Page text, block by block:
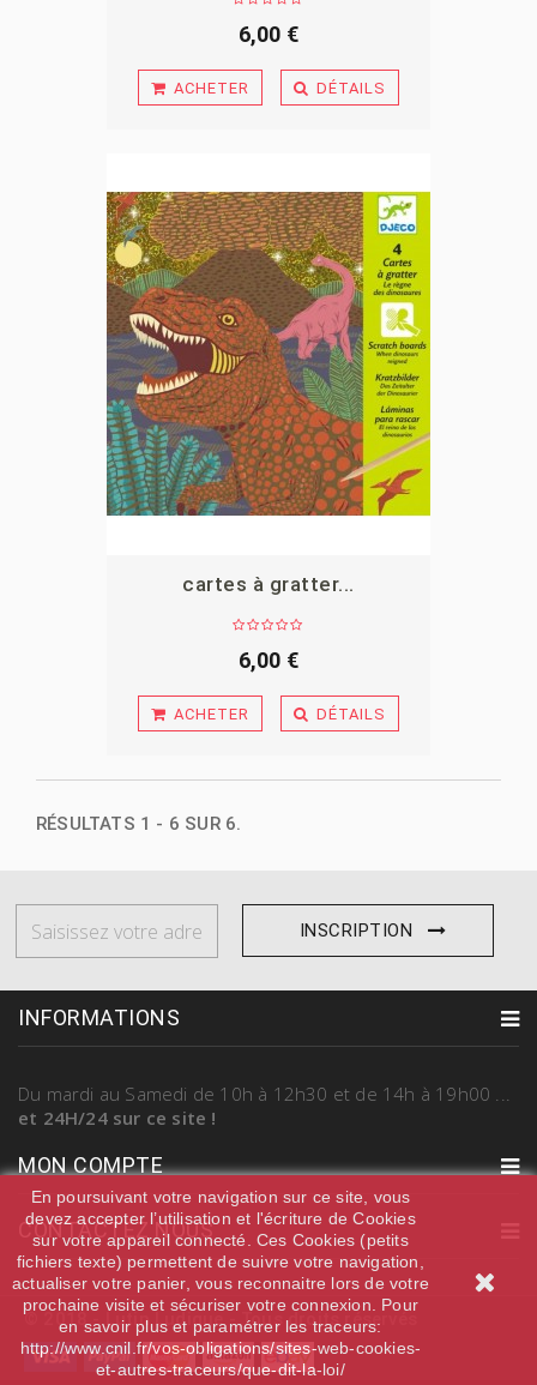
6,00 €
ACHETER DÉTAILS
APERÇU
cartes à gratter...
6,00 €
ACHETER DÉTAILS
RÉSULTATS 1 - 6 SUR 6.
INSCRIPTION
INFORMATIONS
Du mardi au Samedi de 10h à 12h30 et de 14h à 19h00 ...
et 24H/24 sur ce site !
MON COMPTE
CONTACTEZ NOUS
En poursuivant votre navigation sur ce site, vous
devez accepter l’utilisation et l'écriture de Cookies
sur votre appareil connecté. Ces Cookies (petits
fichiers texte) permettent de suivre votre navigation,
actualiser votre panier, vous reconnaitre lors de votre
prochaine visite et sécuriser votre connexion. Pour
en savoir plus et paramétrer les traceurs:
http://www.cnil.fr/vos-obligations/sites-web-cookies-
et-autres-traceurs/que-dit-la-loi/
© 2018 - Lutin Ludique - Tous droits réservés